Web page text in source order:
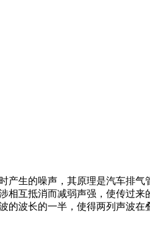
产生的噪声，其原理是汽车排
互抵消而减弱声强，使传过来
的波长的一半，使得两列声波